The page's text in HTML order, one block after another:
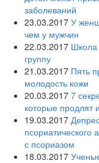
заболеваний
23.03.2017 У
чем у мужчин
22.03.2017 Школа
группу
21.03.2017 Пять
молодость кожи
20.03.2017 7
которые продлят
19.03.2017
псориатического
с псориазом
18.03.2017